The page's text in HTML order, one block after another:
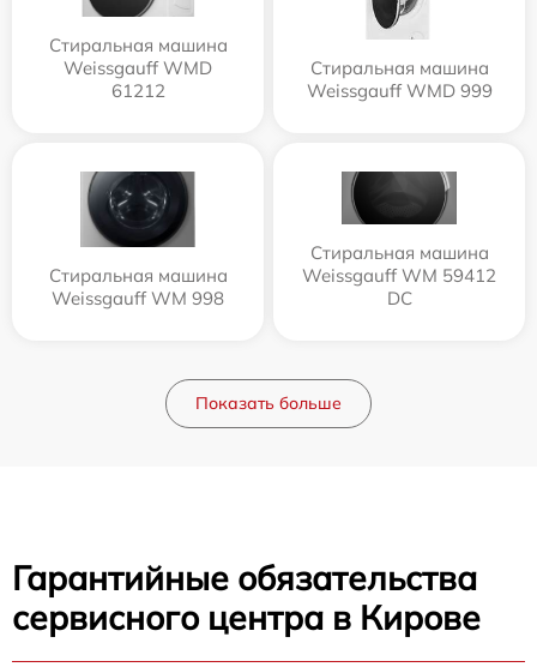
Стиральная машина
Weissgauff WMD
61212
Стиральная машина
Weissgauff WMD 999
Стиральная машина
Weissgauff WM 998
Стиральная машина
Weissgauff WM 59412
DC
Показать больше
Гарантийные обязательства
сервисного центра в Кирове